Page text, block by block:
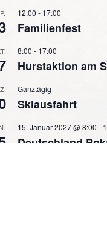
12:00 - 17:00
Familienfest
8:00 - 17:00
Hurstaktion am
Ganztägig
Skiausfahrt
15. Januar 2027 @ 8:00 -
Deutschland